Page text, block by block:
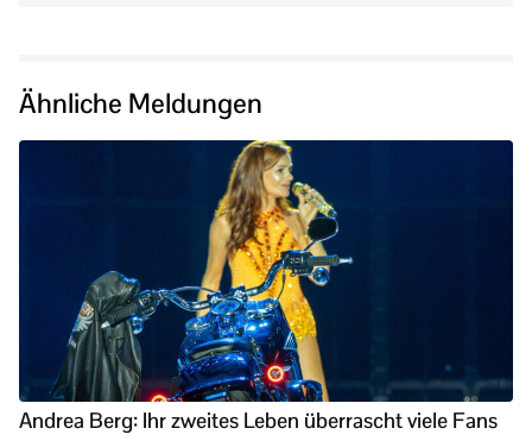
Ähnliche Meldungen
Andrea Berg: Ihr zweites Leben überrascht viele Fans